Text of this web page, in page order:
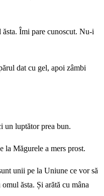
Îmi pare cunoscut. Nu-i
dat cu gel, apoi zâmbi
un luptător prea bun.
la Măgurele a mers prost.
unii pe la Uniune ce vor să
ăsta. Și arătă cu mâna